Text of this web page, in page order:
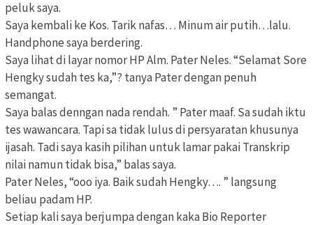
peluk saya.
Saya kembali ke Kos. Tarik nafas… Minum air putih…lalu.
Handphone saya berdering.
Saya lihat di layar nomor HP Alm. Pater Neles. “Selamat Sore
Hengky sudah tes ka,”? tanya Pater dengan penuh
semangat.
Saya balas denngan nada rendah. ” Pater maaf. Sa sudah iktu
tes wawancara. Tapi sa tidak lulus di persyaratan khusunya
ijasah. Tadi saya kasih pilihan untuk lamar pakai Transkrip
nilai namun tidak bisa,” balas saya.
Pater Neles, “ooo iya. Baik sudah Hengky…. ” langsung
beliau padam HP.
Setiap kali saya berjumpa dengan kaka Bio Reporter